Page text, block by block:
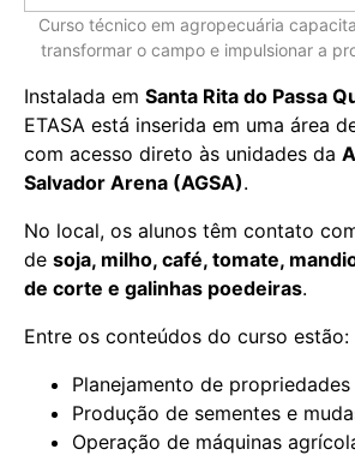
Curso técnico em agropecuária
transformar o campo e impulsionar a
Instalada em Santa Rita do Passa
ETASA está inserida em uma área
com acesso direto às unidades da
Salvador Arena (AGSA).
No local, os alunos têm contato
de soja, milho, café, tomate,
de corte e galinhas poedeiras.
Entre os conteúdos do curso estão:
Planejamento de propriedades
Produção de sementes e
Operação de máquinas